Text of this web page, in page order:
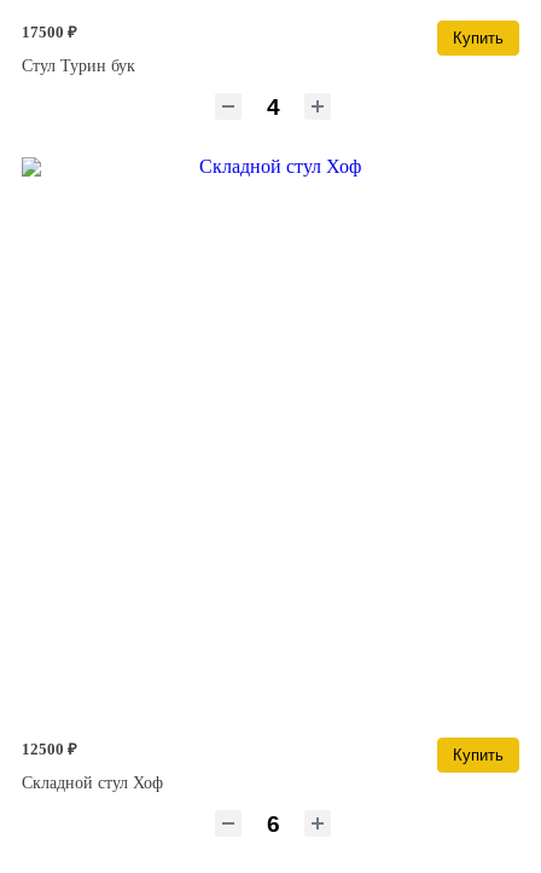
17500 ₽
Купить
Стул Турин бук
12500 ₽
Купить
Складной стул Хоф